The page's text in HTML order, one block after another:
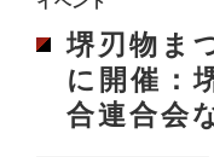
堺刃物ま
に開催：
合連合会